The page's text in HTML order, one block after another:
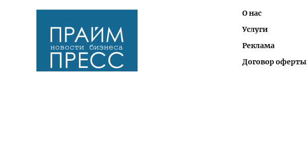
О нас
Услуги
Реклама
Договор оферты